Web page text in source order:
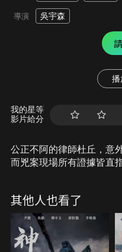
導演 吳宇森
播
我的星等
影片給分
公正不阿的律師杜丘，意
而兇案現場所有證據皆直
調查後不久便思疑這完美
情。到底真兇是否真的另
藏著驚世大陰謀？
其他人也看了